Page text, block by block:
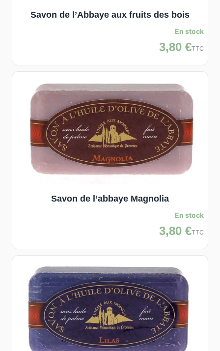
Savon de l’Abbaye aux fruits des bois
En stock
3,80 €TTC
Savon de l’abbaye Magnolia
En stock
3,80 €TTC